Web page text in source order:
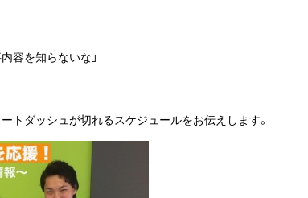
容を知らないな」
トダッシュが切れるスケジュールをお伝えします。